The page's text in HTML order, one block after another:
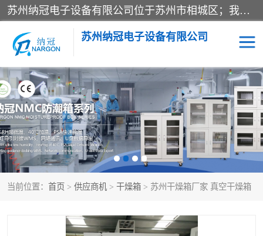
苏州纳冠电子设备有限公司位于苏州市相城区；我司依托国外先进技术结合国内用户的需求，为客户提供具有WMS功能的超低湿快速除湿电子防潮，压缩空气连续干燥柜、智能物料管理氮气储物柜、自制氮氮气柜、防潮氮气组合柜、不锈钢洁净氮气柜、洁净储物柜、石墨舟柜、亮灯导引丝网板存储柜、PCB柔性板气密干燥柜等
苏州纳冠电子设备有限公司
当前位置： 首页 > 供应商机 > 干燥箱 > 苏州干燥箱厂家 真空干燥箱
电子防潮箱 氮气柜
智能料架 干燥箱